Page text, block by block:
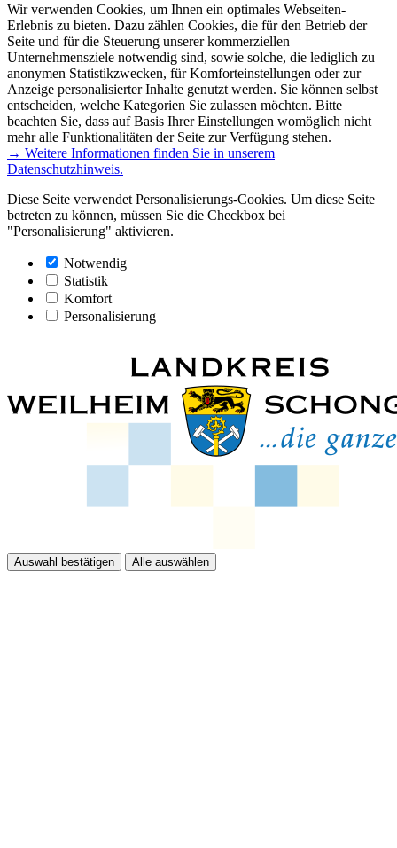
Wir verwenden Cookies, um Ihnen ein optimales Webseiten-
Erlebnis zu bieten. Dazu zählen Cookies, die für den Betrieb der
Seite und für die Steuerung unserer kommerziellen
Unternehmensziele notwendig sind, sowie solche, die lediglich zu
anonymen Statistikzwecken, für Komforteinstellungen oder zur
Anzeige personalisierter Inhalte genutzt werden. Sie können selbst
entscheiden, welche Kategorien Sie zulassen möchten. Bitte
beachten Sie, dass auf Basis Ihrer Einstellungen womöglich nicht
mehr alle Funktionalitäten der Seite zur Verfügung stehen.
→ Weitere Informationen finden Sie in unserem
Datenschutzhinweis.
Diese Seite verwendet Personalisierungs-Cookies. Um diese Seite
betreten zu können, müssen Sie die Checkbox bei
"Personalisierung" aktivieren.
Notwendig
Statistik
Komfort
Personalisierung
Auswahl bestätigen Alle auswählen